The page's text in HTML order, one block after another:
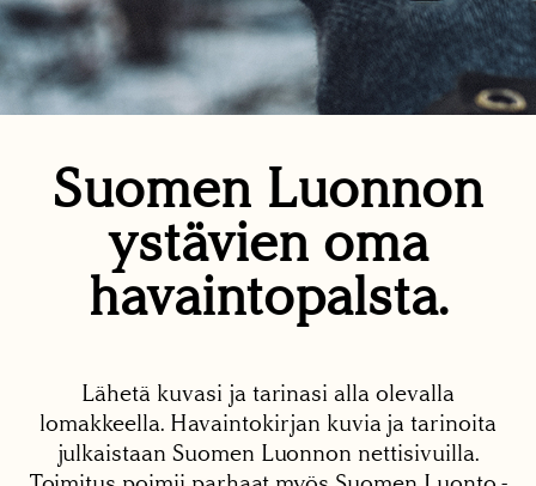
Suomen Luonnon
ystävien oma
havaintopalsta.
Lähetä kuvasi ja tarinasi alla olevalla
lomakkeella. Havaintokirjan kuvia ja tarinoita
julkaistaan Suomen Luonnon nettisivuilla.